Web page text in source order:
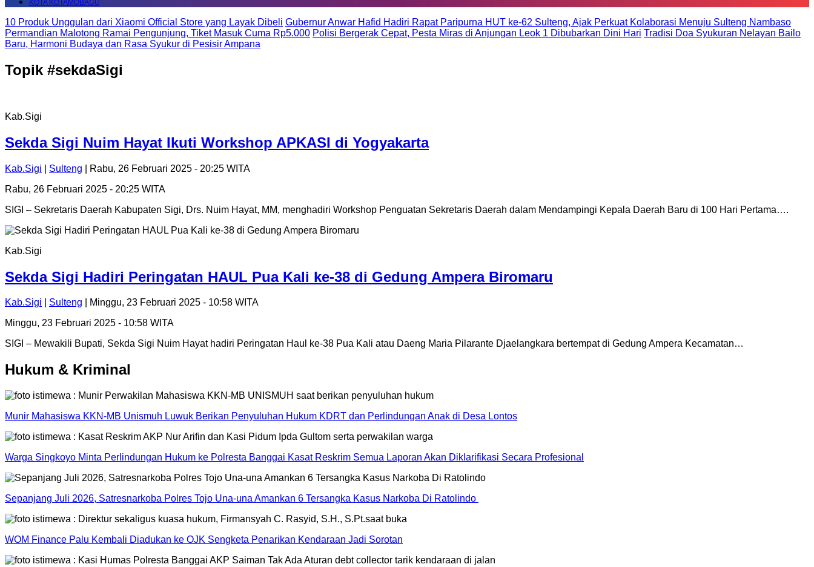
KOTA KOTAMOBAGU
10 Produk Unggulan dari Xiaomi Official Store yang Layak Dibeli Gubernur Anwar Hafid Hadiri Rapat Paripurna HUT ke-62 Sulteng, Ajak Perkuat Kolaborasi Menuju Sulteng Nambaso
Permandian Malotong Ramai Pengunjung, Tiket Masuk Cuma Rp5.000 Polisi Bergerak Cepat, Pesta Miras di Anjungan Leok 1 Dibubarkan Dini Hari Tradisi Doa Syukuran Nelayan Bailo
Baru, Harmoni Budaya dan Rasa Syukur di Pesisir Ampana
Topik #sekdaSigi
Kab.Sigi
Sekda Sigi Nuim Hayat Ikuti Workshop APKASI di Yogyakarta
Kab.Sigi Sulteng | Rabu, 26 Februari 2025 - 20:25 WITA
Rabu, 26 Februari 2025 - 20:25 WITA
SIGI – Sekretaris Daerah Kabupaten Sigi, Drs. Nuim Hayat, MM, menghadiri Workshop Penguatan Sekretaris Daerah dalam Mendampingi Kepala Daerah Baru di 100 Hari Pertama….
Kab.Sigi
Sekda Sigi Hadiri Peringatan HAUL Pua Kali ke-38 di Gedung Ampera Biromaru
Kab.Sigi Sulteng | Minggu, 23 Februari 2025 - 10:58 WITA
Minggu, 23 Februari 2025 - 10:58 WITA
SIGI – Mewakili Bupati, Sekda Sigi Nuim Hayat hadiri Peringatan Haul ke-38 Pua Kali atau Daeng Maria Pilarante Djaelangkara bertempat di Gedung Ampera Kecamatan…
Hukum & Kriminal
Munir Mahasiswa KKN-MB Unismuh Luwuk Berikan Penyuluhan Hukum KDRT dan Perlindungan Anak di Desa Lontos
Warga Singkoyo Minta Perlindungan Hukum ke Polresta Banggai Kasat Reskrim Semua Laporan Akan Diklarifikasi Secara Profesional
Sepanjang Juli 2026, Satresnarkoba Polres Tojo Una-una Amankan 6 Tersangka Kasus Narkoba Di Ratolindo
WOM Finance Palu Kembali Diadukan ke OJK Sengketa Penarikan Kendaraan Jadi Sorotan